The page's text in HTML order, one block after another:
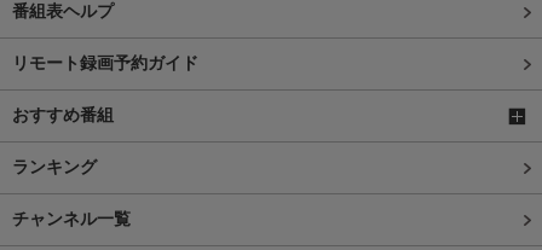
番組表ヘルプ
リモート録画予約ガイド
おすすめ番組
ランキング
チャンネル一覧